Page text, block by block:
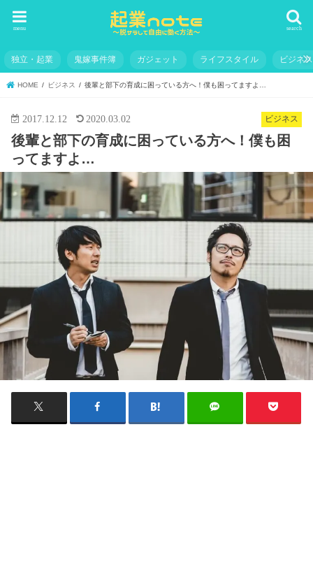
search
menu
独立・起業 鬼嫁事件簿 ガジェット ライフスタイル ビジネス
HOME ビジネス 後輩と部下の育成に困っている方へ！僕も困ってますよ…
ビジネス
2017.12.12 2020.03.02
後輩と部下の育成に困っている方へ！僕も困
ってますよ…